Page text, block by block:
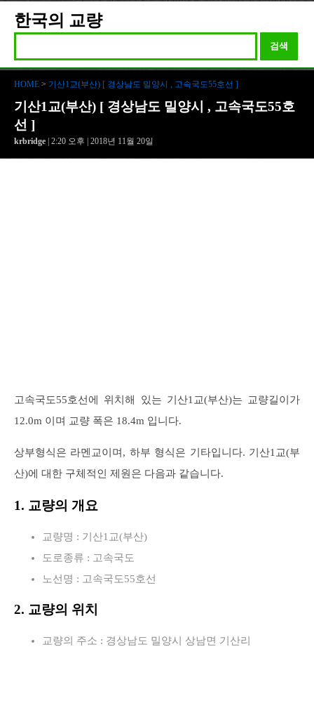
한국의 교량
검색
HOME > 기산1교(부산) [ 경상남도 밀양시 , 고속국도55호선 ]
기산1교(부산) [ 경상남도 밀양시 , 고속국도55호
선 ]
krbridge | 2:20 오후 | 2018년 11월 20일
고속국도55호선에 위치해 있는 기산1교(부산)는 교량길이가
12.0m 이며 교량 폭은 18.4m 입니다.
상부형식은 라멘교이며, 하부 형식은 기타입니다. 기산1교(부
산)에 대한 구체적인 제원은 다음과 같습니다.
1. 교량의 개요
교량명 : 기산1교(부산)
도로종류 : 고속국도
노선명 : 고속국도55호선
2. 교량의 위치
교량의 주소 : 경상남도 밀양시 상남면 기산리